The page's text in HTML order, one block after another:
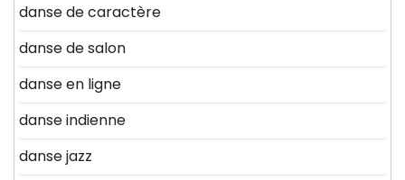
danse de caractère
danse de salon
danse en ligne
danse indienne
danse jazz